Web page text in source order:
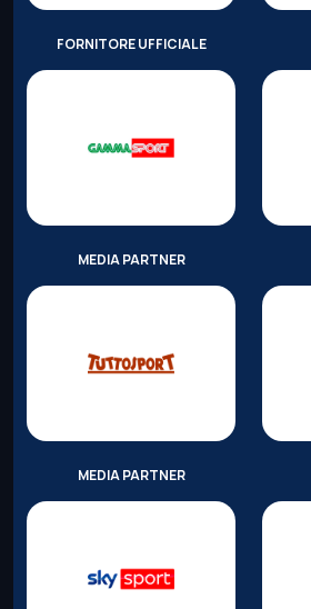
FORNITORE UFFICIALE
MEDIA PARTNER
MEDIA PARTNER